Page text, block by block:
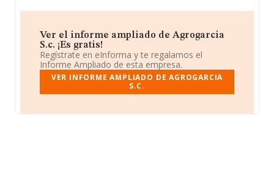
Ver el informe ampliado de Agrogarcia
S.c. ¡Es gratis!
Regístrate en eInforma y te regalamos el
Informe Ampliado de esta empresa.
VER INFORME AMPLIADO DE AGROGARCIA
S.C.